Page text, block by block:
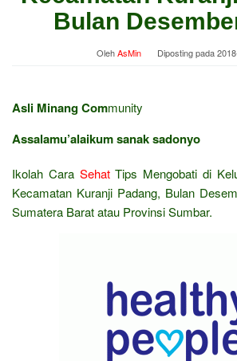
Bulan
OlehAsMin Diposting pada
Asli Minang Community
Assalamu’alaikum sanak sadonyo
Ikolah Cara SehatTips Mengobati di
Kecamatan Kuranji Padang, Bulan
Sumatera Barat atau Provinsi Sumbar.